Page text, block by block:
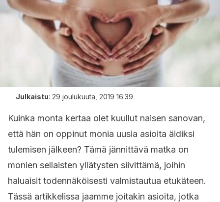
Julkaistu: 29 joulukuuta, 2019 16:39
Kuinka monta kertaa olet kuullut naisen sanovan,
että hän on oppinut monia uusia asioita äidiksi
tulemisen jälkeen? Tämä jännittävä matka on
monien sellaisten yllätysten siivittämä, joihin
haluaisit todennäköisesti valmistautua etukäteen.
Tässä artikkelissa jaamme joitakin asioita, jotka